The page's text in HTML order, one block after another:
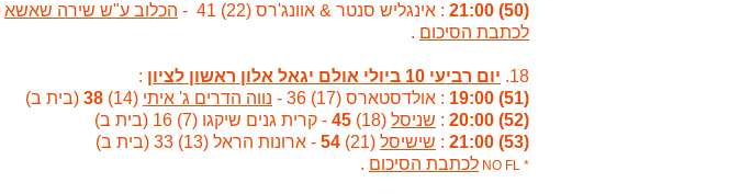
(50) 21:00
: אינגליש סנטר & אוונג'רס (22) 41 - הכלוב ע"ש שירה שאשא
לכתבת הסיכום .
18. יום רביעי 10 ביולי אולם יגאל אלון ראשון לציון
:
(51) 19:00
: אולדסטארס (17) 36 - נווה הדרים ג' איתי (14)
38 (בית ב)
(52) 20:00
: שניסל (18)
45 - קרית גנים שיקגו (7) 16 (בית ב)
(53) 21:00
: שישיסל (21)
54 - ארונות הראל (13) 33 (בית ב)
* NO FL לכתבת הסיכום .